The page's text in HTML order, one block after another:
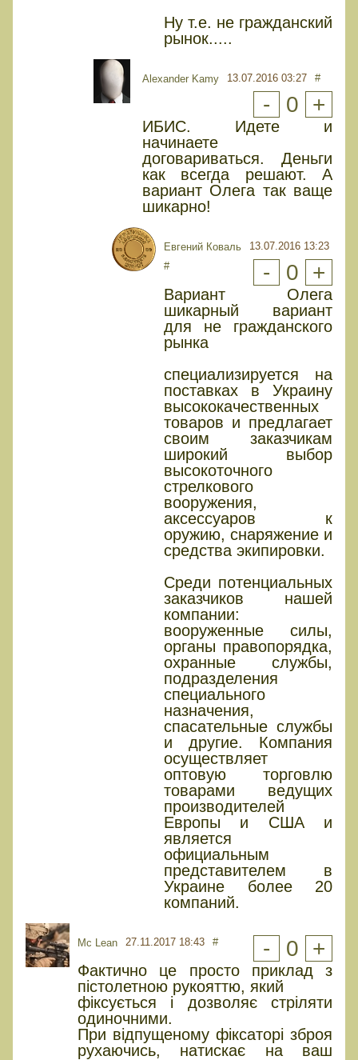
Ну т.е. не гражданский
рынок.....
Alexander Kamy 13.07.2016 03:27 #
- 0 +
ИБИС. Идете и
начинаете
договариваться. Деньги
как всегда решают. А
вариант Олега так ваще
шикарно!
Евгений Коваль
13.07.2016 13:23
#
- 0 +
Вариант Олега
шикарный вариант
для не гражданского
рынка
специализируется на
поставках в Украину
высококачественных
товаров и предлагает
своим заказчикам
широкий выбор
высокоточного
стрелкового
вооружения,
аксессуаров к
оружию, снаряжение и
средства экипировки.
Среди потенциальных
заказчиков нашей
компании:
вооруженные силы,
органы правопорядка,
охранные службы,
подразделения
специального
назначения,
спасательные службы
и другие. Компания
осуществляет
оптовую торговлю
товарами ведущих
производителей
Европы и США и
является
официальным
представителем в
Украине более 20
компаний.
Mc Lean 27.11.2017 18:43 # - 0 +
Фактично це просто приклад з
пістолетною рукояттю, який
фіксується і дозволяє стріляти
одиночними.
При відпущеному фіксаторі зброя
рухаючись, натискає на ваш